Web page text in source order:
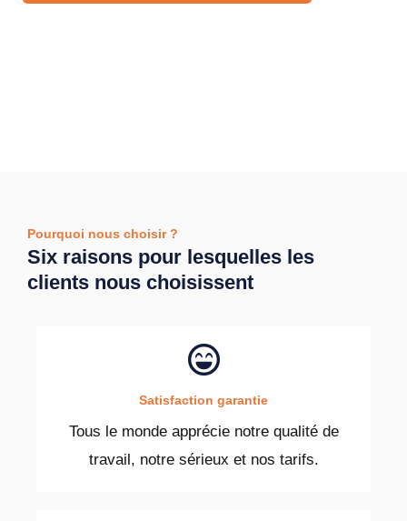
Pourquoi nous choisir ?
Six raisons pour lesquelles les
clients nous choisissent
Satisfaction garantie
Tous le monde apprécie notre qualité de
travail, notre sérieux et nos tarifs.